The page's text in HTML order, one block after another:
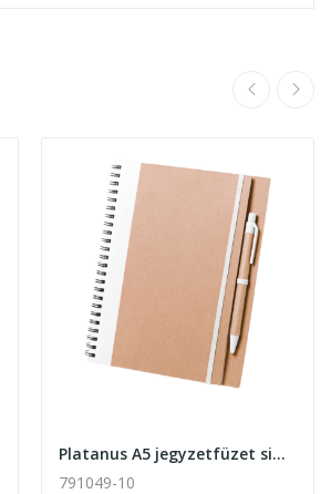
Platanus A5 jegyzetfüzet sima lapokkal
791049-10